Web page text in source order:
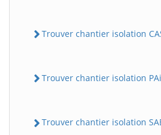
Trouver chantier isolation
Trouver chantier isolation
Trouver chantier isolation